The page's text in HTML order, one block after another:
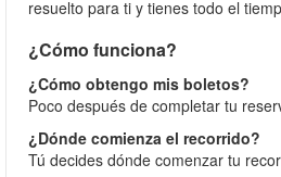
resuelto para ti y tienes todo el
¿Cómo funciona?
¿Cómo obtengo mis boletos?
Poco después de completar tu
¿Dónde comienza el recorrido?
Tú decides dónde comenzar tu